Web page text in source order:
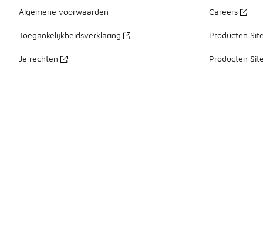
Algemene voorwaarden
Toegankelijkheidsverklaring
Je rechten
Careers
Producten
Producten